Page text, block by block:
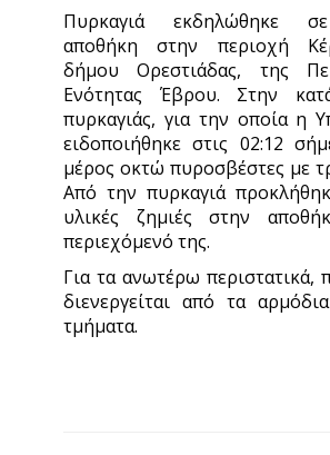
Πυρκαγιά εκδηλώθηκε
αποθήκη στην περιοχή
δήμου Ορεστιάδας, της
Ενότητας Έβρου. Στην
πυρκαγιάς, για την οποία η
ειδοποιήθηκε στις 02:12
μέρος οκτώ πυροσβέστες με
Από την πυρκαγιά
υλικές ζημιές στην
περιεχόμενό της.
Για τα ανωτέρω περιστατικά,
διενεργείται από τα
τμήματα.